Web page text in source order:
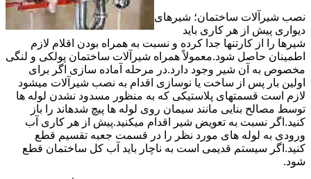
نصب شیرآلات ساختمان؛ شیرهای
دیواری پیش از هر کاری باید
شیرها را از کارتنها جدا کرده و نسبت به همراه بودن اقلام لازم
اطمینان حاصل شود.معمولاً همراه شیرآلات ساختمان پولکی و لنگی
مخصوص به آن شیر وجود دارد.در مرحله آماده سازی اگر برای
اولین بار پس از ساخت یا نوسازی اقدام به نصب شیرآلات میشود
لازم است قسمتهای پلاستیکی که به منظور مسدود نشدن لوله ها
توسط مصالح بنایی مانند سیمان روی لوله ها پیچ شدهاند را باز
کنید.اگر نسبت به تعویض شیر اقدام میکنید.پیش از هر کاری آب
ورودی به لوله های مورد نظر را در قسمت جعبه تقسیم قطع
کنید.اگر سیستم قدیمی است به ناچار باید آب کل ساختمان قطع
شود.